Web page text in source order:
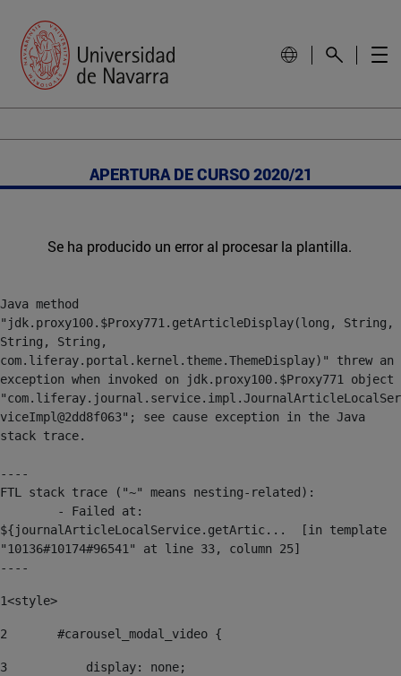
APERTURA DE CURSO 2020/21
Se ha producido un error al procesar la plantilla.
Java method
"jdk.proxy100.$Proxy771.getArticleDisplay(long, String,
String, String,
com.liferay.portal.kernel.theme.ThemeDisplay)" threw an
exception when invoked on jdk.proxy100.$Proxy771 object
"com.liferay.journal.service.impl.JournalArticleLocalSer
viceImpl@2dd8f063"; see cause exception in the Java
stack trace.
----
FTL stack trace ("~" means nesting-related):
${journalArticleLocalService.getArtic...  [in template
"10136#10174#96541" at line 33, column 25]
----
1<style>
2
	#carousel_modal_video {
3
	    display: none;